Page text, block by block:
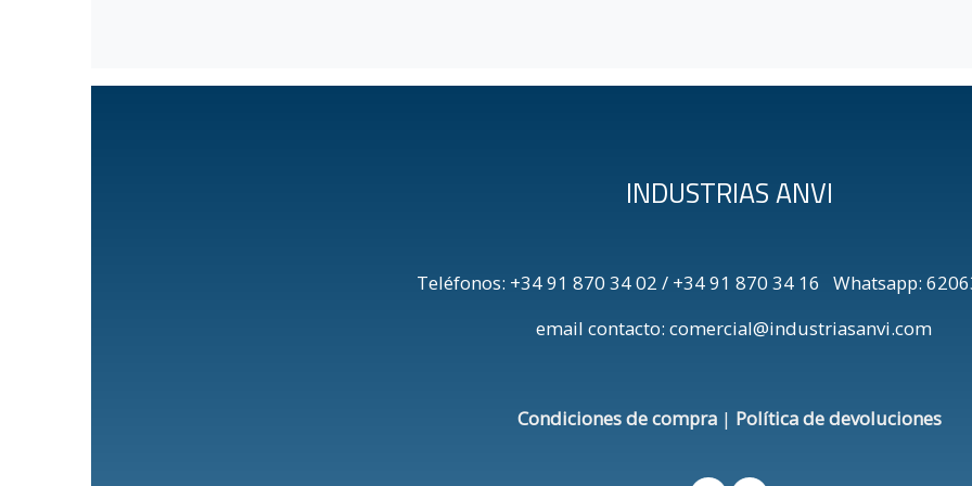
INDUSTRIAS ANVI
Teléfonos: +34 91 870 34 02 / +34 91 870 34 16 Whatsapp:
email contacto: comercial@industriasanvi.com
Condiciones de compra| Política de devoluciones